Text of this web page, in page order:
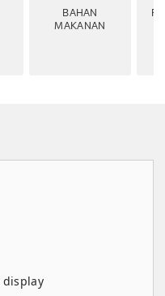
BAHAN
MAKANAN
display